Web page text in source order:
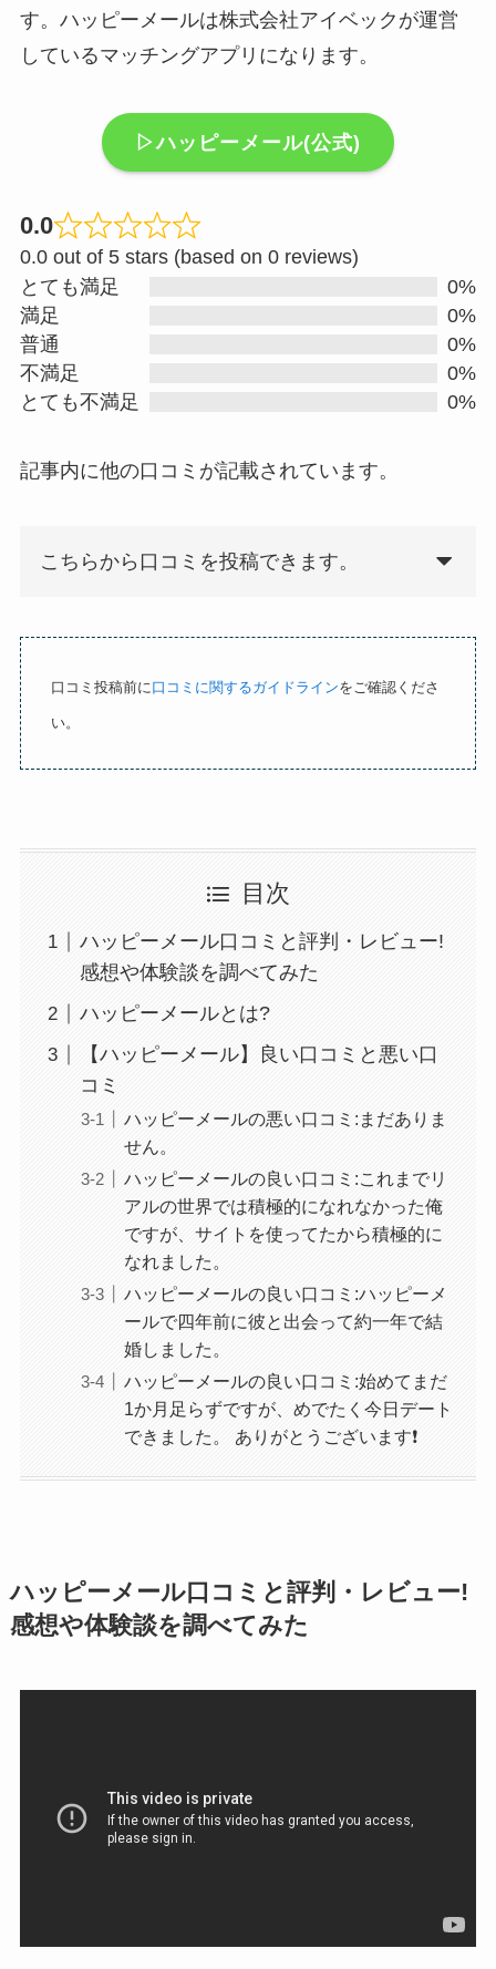
す。ハッピーメールは株式会社アイベックが運営
しているマッチングアプリになります。
▷ハッピーメール(公式)
0.0
R
0
t
5
0.0 out of 5 stars (based on 0 reviews)
とても満足
0%
満足
0%
普通
0%
不満足
0%
とても不満足
0%
記事内に他の口コミが記載されています。
こちらから口コミを投稿できます。
口コミ投稿前に 口コミに関するガイドラインをご確認くださ
い。
目次
ハッピーメール口コミと評判・レビュー!
感想や体験談を調べてみた
ハッピーメールとは?
【ハッピーメール】良い口コミと悪い口
コミ
ハッピーメールの悪い口コミ:まだありま
せん。
ハッピーメールの良い口コミ:これまでリ
アルの世界では積極的になれなかった俺
ですが、サイトを使ってたから積極的に
なれました。
ハッピーメールの良い口コミ:ハッピーメ
ールで四年前に彼と出会って約一年で結
婚しました。
ハッピーメールの良い口コミ:始めてまだ
1か月足らずですが、めでたく今日デート
できました。 ありがとうございます❗
ハッピーメール口コミと評判・レビュー!
感想や体験談を調べてみた